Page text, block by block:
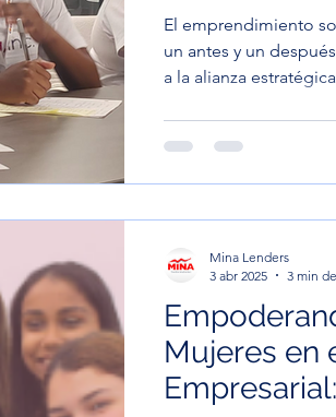
El emprendimiento
un antes y un
a la alianza
años conviertan
negocio con impacto
Mujeres en
Mina Lenders
3 abr 2025
3 min